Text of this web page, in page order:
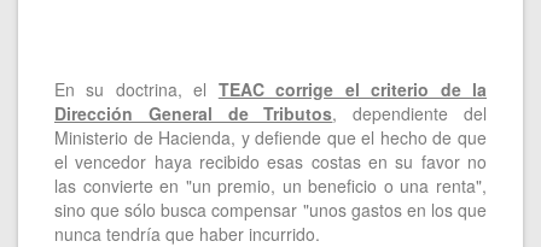
En su doctrina, el TEAC corrige el criterio de la
Dirección General de Tributos, dependiente del
Ministerio de Hacienda, y defiende que el hecho de que
el vencedor haya recibido esas costas en su favor no
las convierte en "un premio, un beneficio o una renta",
sino que sólo busca compensar "unos gastos en los que
nunca tendría que haber incurrido.